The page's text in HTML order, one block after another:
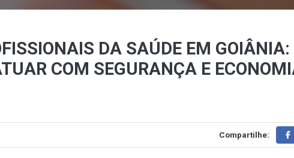
DA SAÚDE EM
COM SEGURANÇA E
Compartilhe: